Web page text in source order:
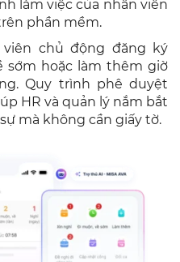
làm việc của nhân viên
phần mềm.
viên chủ động đăng ký
sớm hoặc làm thêm giờ
Quy trình phê duyệt
HR và quản lý nắm bắt
mà không cần giấy tờ.